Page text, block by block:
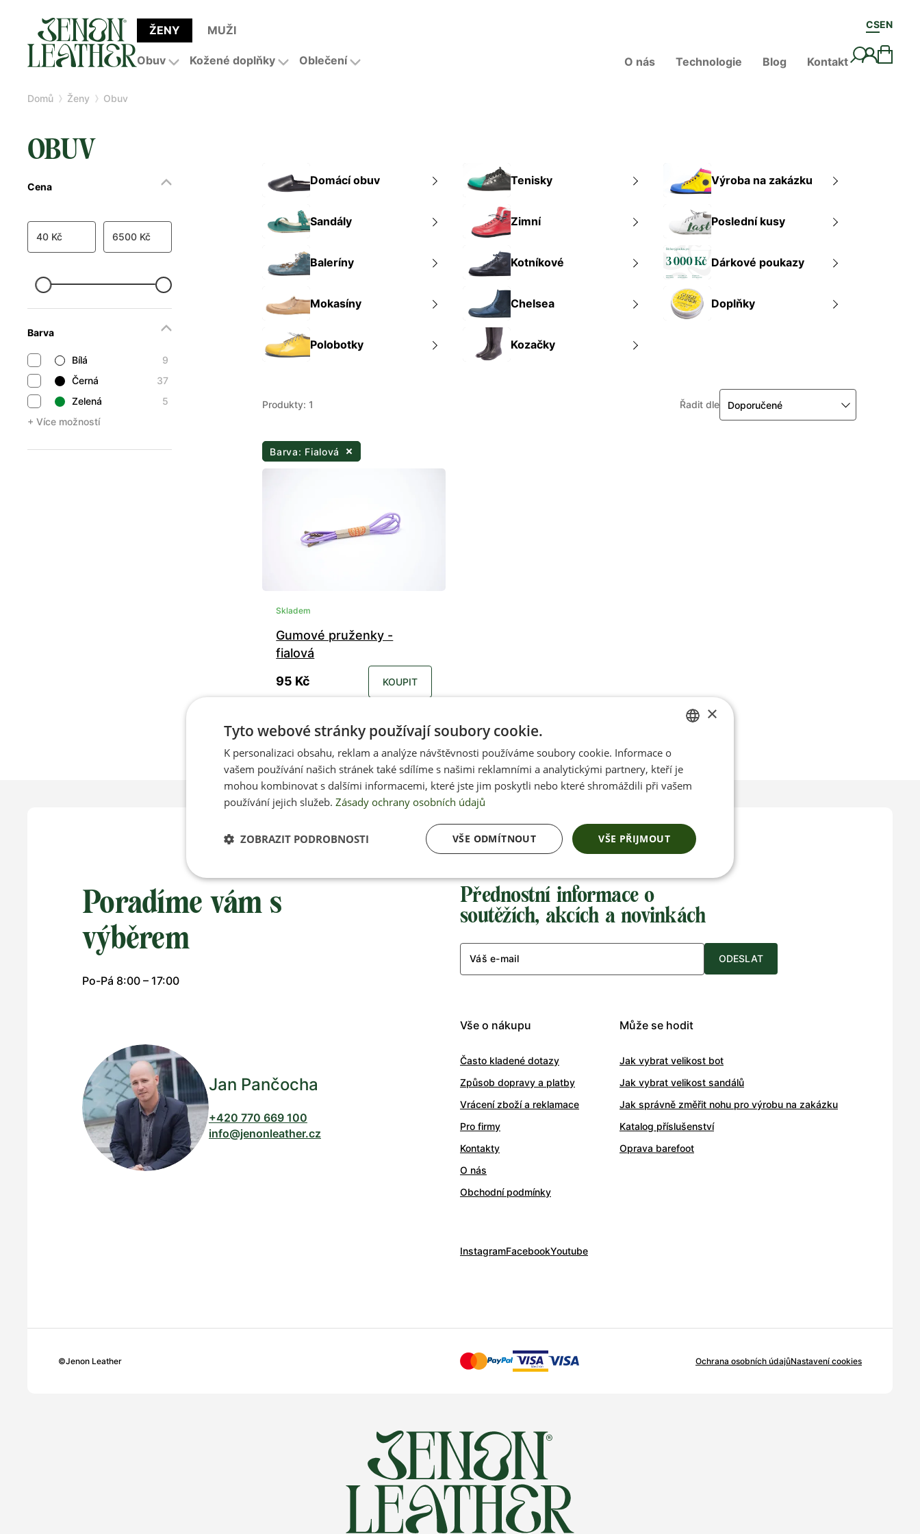
ŽENY
Obuv Kožené doplňky Oblečení
MUŽI
O nás Technologie Blog Kontakt
CSEN
Domů Ženy Obuv
OBUV
Cena
40 Kč 6500 Kč
Barva
Bílá
9
Černá
37
Zelená
5
+ Více možností
Domácí obuv
Sandály
Baleríny
Mokasíny
Polobotky
Tenisky
Zimní
Kotníkové
Chelsea
Kozačky
Výroba na zakázku
Poslední kusy
Dárkové poukazy
Doplňky
Produkty: 1 Řadit dle Doporučené
Barva: Fialová
Skladem
Gumové pruženky -
fialová
95 Kč
KOUPIT
Poradíme vám s
výběrem
Po-Pá 8:00 – 17:00
Jan Pančocha
+420 770 669 100
info@jenonleather.cz
Přednostní informace o
soutěžích, akcích a novinkách
Váš e-mail ODESLAT
Vše o nákupu
Často kladené dotazy
Způsob dopravy a platby
Vrácení zboží a reklamace
Pro firmy
Kontakty
O nás
Obchodní podmínky
Může se hodit
Jak vybrat velikost bot
Jak vybrat velikost sandálů
Jak správně změřit nohu pro výrobu na zakázku
Katalog příslušenství
Oprava barefoot
InstagramFacebookYoutube
©Jenon Leather Ochrana osobních údajůNastavení cookies
ENGLISH
×
Tyto webové stránky používají soubory cookie.
K personalizaci obsahu, reklam a analýze návštěvnosti používáme soubory cookie. Informace o
vašem používání našich stránek také sdílíme s našimi reklamními a analytickými partnery, kteří je
mohou kombinovat s dalšími informacemi, které jste jim poskytli nebo které shromáždili při vašem
používání jejich služeb. Zásady ochrany osobních údajů
VŠE PŘIJMOUT
VŠE ODMÍTNOUT
ZOBRAZIT PODROBNOSTI